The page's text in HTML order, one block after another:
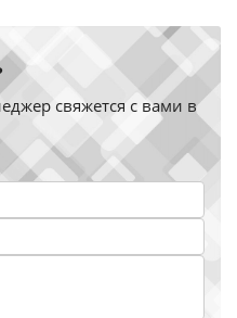
свяжется с вами в